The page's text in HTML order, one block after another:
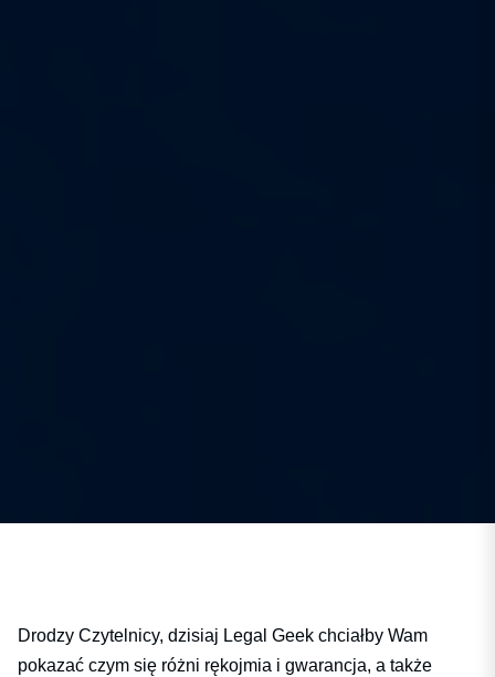
Drodzy Czytelnicy, dzisiaj Legal Geek chciałby Wam
pokazać czym się różni rękojmia i gwarancja, a także